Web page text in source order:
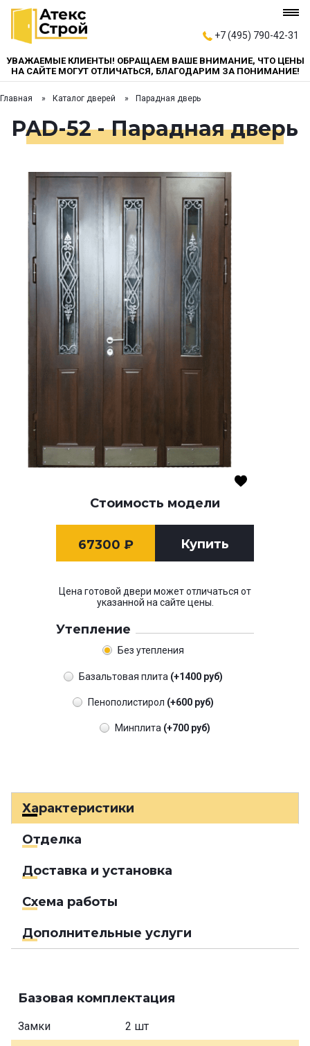
+7 (495) 790-42-31
УВАЖАЕМЫЕ КЛИЕНТЫ! ОБРАЩАЕМ ВАШЕ ВНИМАНИЕ, ЧТО ЦЕНЫ
НА САЙТЕ МОГУТ ОТЛИЧАТЬСЯ, БЛАГОДАРИМ ЗА ПОНИМАНИЕ!
Главная Каталог дверей Парадная дверь
PAD-52 - Парадная дверь
Стоимость модели
67300 ₽ Купить
Цена готовой двери может отличаться от
указанной на сайте цены.
Утепление
Без утепления
Базальтовая плита (+1400 руб)
Пенополистирол (+600 руб)
Минплита (+700 руб)
Характеристики
Отделка
Доставка и установка
Схема работы
Дополнительные услуги
Базовая комплектация
Замки 2 шт